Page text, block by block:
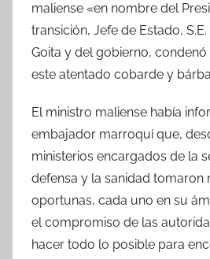
maliense «en nombre del
transición, Jefe de Estado,
Goita y del gobierno,
este atentado cobarde y
El ministro maliense había
embajador marroquí que,
ministerios encargados de la
defensa y la sanidad tomaron
oportunas, cada uno en su
el compromiso de las
hacer todo lo posible para